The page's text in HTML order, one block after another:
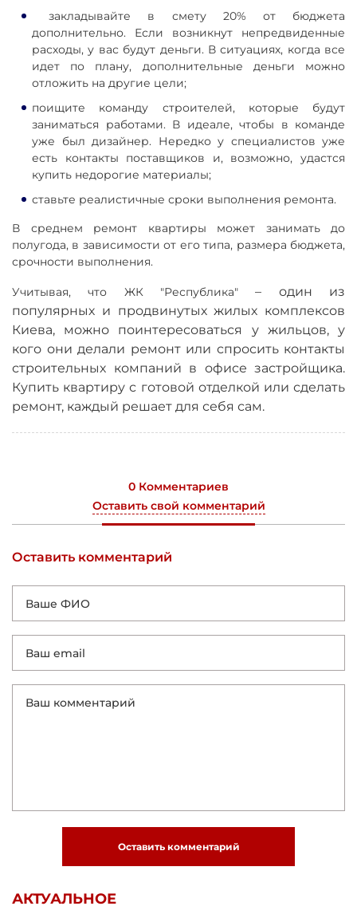
закладывайте в смету 20% от бюджета
дополнительно. Если возникнут непредвиденные
расходы, у вас будут деньги. В ситуациях, когда все
идет по плану, дополнительные деньги можно
отложить на другие цели;
поищите команду строителей, которые будут
заниматься работами. В идеале, чтобы в команде
уже был дизайнер. Нередко у специалистов уже
есть контакты поставщиков и, возможно, удастся
купить недорогие материалы;
ставьте реалистичные сроки выполнения ремонта.
В среднем ремонт квартиры может занимать до
полугода, в зависимости от его типа, размера бюджета,
срочности выполнения.
Учитывая, что ЖК "Республика"– один из
популярных и продвинутых жилых комплексов
Киева, можно поинтересоваться у жильцов, у
кого они делали ремонт или спросить контакты
строительных компаний в офисе застройщика.
Купить квартиру с готовой отделкой или сделать
ремонт, каждый решает для себя сам.
0 Комментариев
Оставить свой комментарий
Оставить комментарий
Оставить комментарий
АКТУАЛЬНОЕ